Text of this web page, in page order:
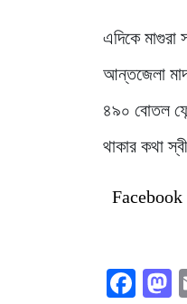
এদিকে মাগুরা
আন্তজেলা
৪৯০ বোতল
থাকার কথা